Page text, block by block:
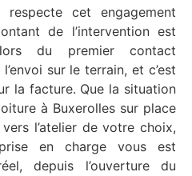
respecte cet engagement
de l’intervention est
du premier contact
sur le terrain, et c’est
la facture. Que la situation
à Buxerolles sur place
l’atelier de votre choix,
en charge vous est
depuis l’ouverture du